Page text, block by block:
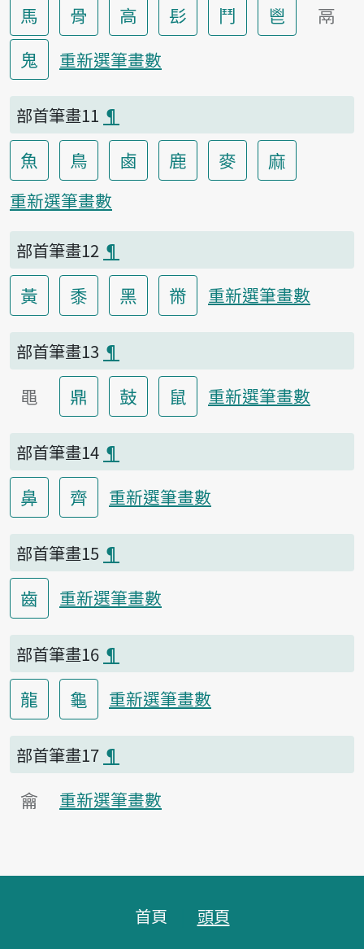
馬 骨 高 髟 鬥 鬯
鬲
鬼
重新選筆畫數
部首筆畫11 ¶
魚 鳥 鹵 鹿 麥 麻
重新選筆畫數
部首筆畫12 ¶
黃 黍 黑 黹 重新選筆畫數
部首筆畫13 ¶
黽 鼎 鼓 鼠 重新選筆畫數
部首筆畫14 ¶
鼻 齊 重新選筆畫數
部首筆畫15 ¶
齒 重新選筆畫數
部首筆畫16 ¶
龍 龜 重新選筆畫數
部首筆畫17 ¶
龠 重新選筆畫數
首頁 頭頁